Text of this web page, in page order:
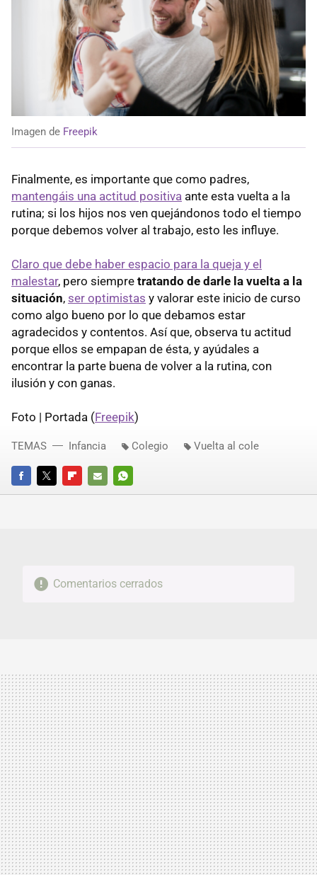
Imagen de Freepik
Finalmente, es importante que como padres,
mantengáis una actitud positiva ante esta vuelta a la
rutina; si los hijos nos ven quejándonos todo el tiempo
porque debemos volver al trabajo, esto les influye.
Claro que debe haber espacio para la queja y el
malestar, pero siempre tratando de darle la vuelta a la
situación, ser optimistas y valorar este inicio de curso
como algo bueno por lo que debamos estar
agradecidos y contentos. Así que, observa tu actitud
porque ellos se empapan de ésta, y ayúdales a
encontrar la parte buena de volver a la rutina, con
ilusión y con ganas.
Foto | Portada (Freepik)
FACEBOOKTWITTERFLIPBOARD
E-
WHATSAPP
TEMAS Infancia Colegio Vuelta al cole
Comentarios cerrados